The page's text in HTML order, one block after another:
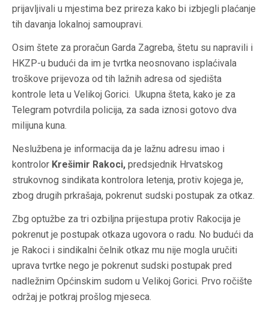
prijavljivali u mjestima bez prireza kako bi izbjegli plaćanje
tih davanja lokalnoj samoupravi.
Osim štete za proračun Garda Zagreba, štetu su napravili i
HKZP-u budući da im je tvrtka neosnovano isplaćivala
troškove prijevoza od tih lažnih adresa od sjedišta
kontrole leta u Velikoj Gorici. Ukupna šteta, kako je za
Telegram potvrdila policija, za sada iznosi gotovo dva
milijuna kuna.
Neslužbena je informacija da je lažnu adresu imao i
kontrolor Krešimir Rakoci, predsjednik Hrvatskog
strukovnog sindikata kontrolora letenja, protiv kojega je,
zbog drugih prkrašaja, pokrenut sudski postupak za otkaz.
Zbg optužbe za tri ozbiljna prijestupa protiv Rakocija je
pokrenut je postupak otkaza ugovora o radu. No budući da
je Rakoci i sindikalni čelnik otkaz mu nije mogla uručiti
uprava tvrtke nego je pokrenut sudski postupak pred
nadležnim Općinskim sudom u Velikoj Gorici. Prvo ročište
održaj je potkraj prošlog mjeseca.